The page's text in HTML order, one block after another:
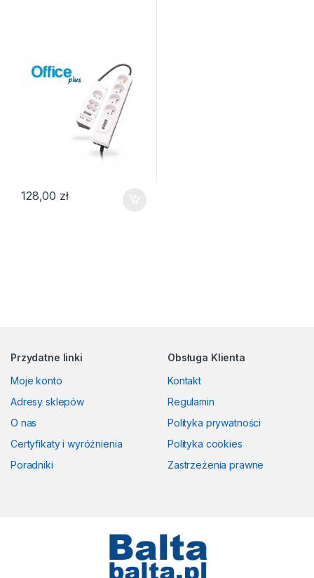
128,00 zł
Przydatne linki
Moje konto
Adresy sklepów
O nas
Certyfikaty i wyróżnienia
Poradniki
Obsługa Klienta
Kontakt
Regulamin
Polityka prywatności
Polityka cookies
Zastrzeżenia prawne